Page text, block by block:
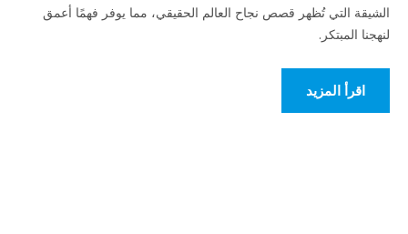
الشيقة التي تُظهر قصص نجاح العالم الحقيقي، مما يوفر فهمًا أعمق
لنهجنا المبتكر.
اقرأ المزيد